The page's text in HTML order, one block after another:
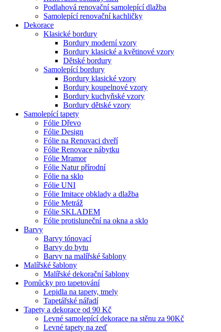
Podlahová renovační samolepící dlažba
Samolepící renovační kachličky
Dekorace
Klasické bordury
Bordury moderní vzory
Bordury klasické a květinové vzory
Dětské bordury
Samolepící bordury
Bordury klasické vzory
Bordury koupelnové vzory
Bordury kuchyňské vzory
Bordury dětské vzory
Samolepící tapety
Fólie Dřevo
Fólie Design
Fólie na Renovaci dveří
Fólie Renovace nábytku
Fólie Mramor
Fólie Natur přírodní
Fólie na sklo
Fólie UNI
Fólie Imitace obklady a dlažba
Fólie Metráž
Fólie SKLADEM
Fólie protisluneční na okna a sklo
Barvy
Barvy tónovací
Barvy do bytu
Barvy na malířské šablony
Malířské šablony
Malířské dekorační šablony
Pomůcky pro tapetování
Lepidla na tapety, tmely
Tapetářské nářadí
Tapety a dekorace od 90 Kč
Levné samolepící dekorace na stěnu za 90Kč
Levné tapety na zeď